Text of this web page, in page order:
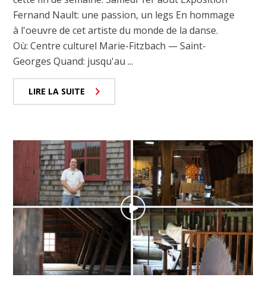
Fernand Nault: une passion, un legs En hommage
à l'oeuvre de cet artiste du monde de la danse.
Où: Centre culturel Marie-Fitzbach — Saint-
Georges Quand: jusqu'au ...
LIRE LA SUITE